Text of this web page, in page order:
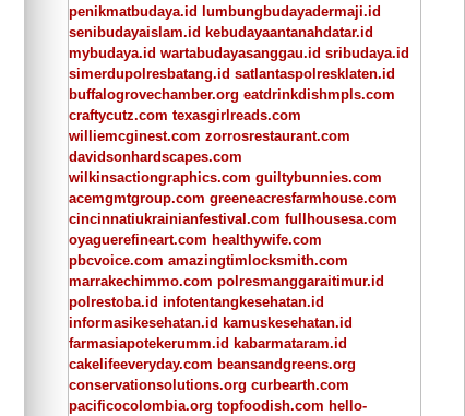
penikmatbudaya.id lumbungbudayadermaji.id
senibudayaislam.id kebudayaantanahdatar.id
mybudaya.id wartabudayasanggau.id sribudaya.id
simerdupolresbatang.id satlantaspolresklaten.id
buffalogrovechamber.org eatdrinkdishmpls.com
craftycutz.com texasgirlreads.com
williemcginest.com zorrosrestaurant.com
davidsonhardscapes.com
wilkinsactiongraphics.com guiltybunnies.com
acemgmtgroup.com greeneacresfarmhouse.com
cincinnatiukrainianfestival.com fullhousesa.com
oyaguerefineart.com healthywife.com
pbcvoice.com amazingtimlocksmith.com
marrakechimmo.com polresmanggaraitimur.id
polrestoba.id infotentangkesehatan.id
informasikesehatan.id kamuskesehatan.id
farmasiapotekerumm.id kabarmataram.id
cakelifeeveryday.com beansandgreens.org
conservationsolutions.org curbearth.com
pacificocolombia.org topfoodish.com hello-